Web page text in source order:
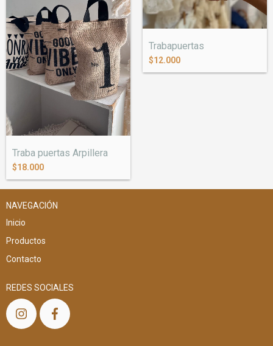
Trabapuertas
$12.000
Traba puertas Arpillera
$18.000
NAVEGACIÓN
Inicio
Productos
Contacto
REDES SOCIALES